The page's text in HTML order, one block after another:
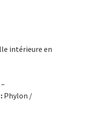
intérieure en
–
Phylon /